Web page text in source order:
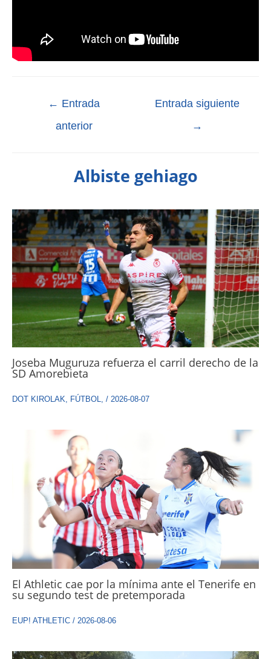
← Entrada
anterior
Entrada siguiente
→
Albiste gehiago
Joseba Muguruza refuerza el carril derecho de la
SD Amorebieta
DOT KIROLAK FÚTBOL / 2026-08-07
El Athletic cae por la mínima ante el Tenerife en
su segundo test de pretemporada
EUP! ATHLETIC / 2026-08-06